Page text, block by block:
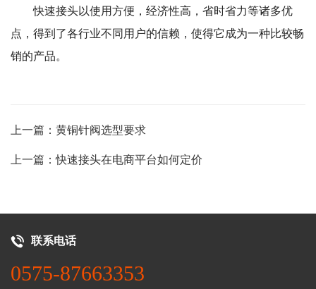
快速接头以使用方便，经济性高，省时省力等诸多优
点，得到了各行业不同用户的信赖，使得它成为一种比较畅
销的产品。
上一篇：黄铜针阀选型要求
上一篇：快速接头在电商平台如何定价
联系电话
0575-87663353